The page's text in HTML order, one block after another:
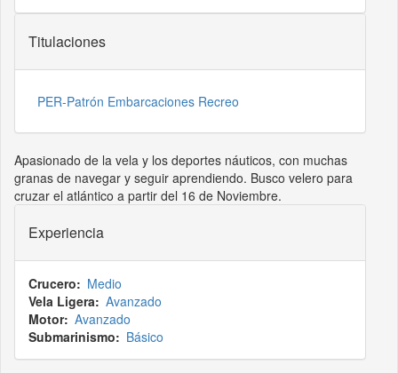
Titulaciones
PER-Patrón Embarcaciones Recreo
Apasionado de la vela y los deportes náuticos, con muchas
granas de navegar y seguir aprendiendo. Busco velero para
cruzar el atlántico a partir del 16 de Noviembre.
Experiencia
Crucero
Medio
Vela Ligera Avanzado
Motor Avanzado
Submarinismo
Básico